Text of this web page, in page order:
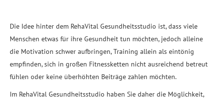
Die Idee hinter dem RehaVital Gesundheitsstudio ist, dass viele
Menschen etwas für ihre Gesundheit tun möchten, jedoch alleine
die Motivation schwer aufbringen, Training allein als eintönig
empfinden, sich in großen Fitnessketten nicht ausreichend betreut
fühlen oder keine überhöhten Beiträge zahlen möchten.
Im RehaVital Gesundheitsstudio haben Sie daher die Möglichkeit,